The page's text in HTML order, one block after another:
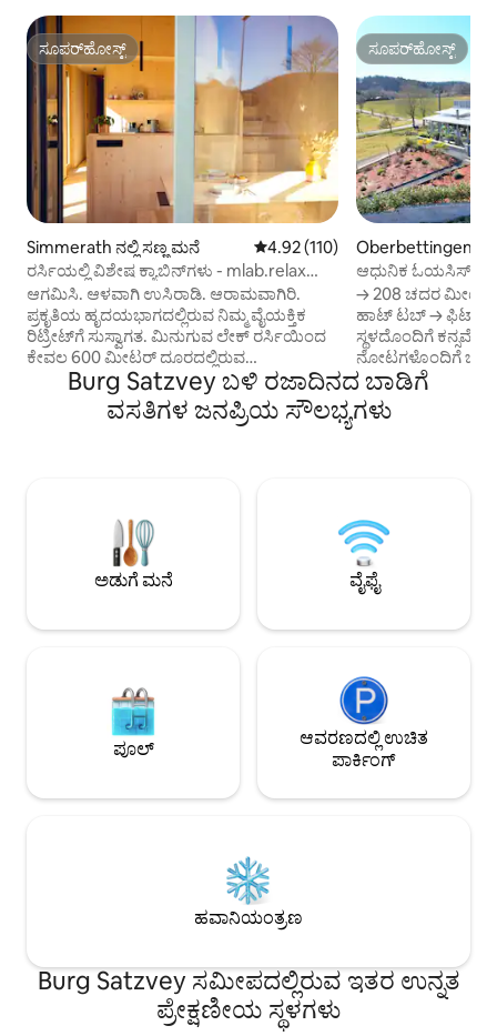
ಸೂಪರ್‌ಹೋಸ್ಟ್
ಸೂಪರ್‌ಹೋಸ್ಟ್
Simmerath ನಲ್ಲಿ ಸಣ್ಣ ಮನೆ 5 ರಲ್ಲಿ 4.92 ಸರಾಸರಿ ರೇಟಿಂಗ್, 110
4.92 (110)
ರರ್ಸಿಯಲ್ಲಿ ವಿಶೇಷ ಕ್ಯಾಬಿನ್‌ಗಳು - mlab.relax
Eifel
ಆಗಮಿಸಿ. ಆಳವಾಗಿ ಉಸಿರಾಡಿ. ಆರಾಮವಾಗಿರಿ.
ಪ್ರಕೃತಿಯ ಹೃದಯಭಾಗದಲ್ಲಿರುವ ನಿಮ್ಮ ವೈಯಕ್ತಿಕ
ರಿಟ್ರೀಟ್‌ಗೆ ಸುಸ್ವಾಗತ. ಮಿನುಗುವ ಲೇಕ್ ರರ್ಸಿಯಿಂದ
ಕೇವಲ 600 ಮೀಟರ್ ದೂರದಲ್ಲಿರುವ
ಬೆರಗುಗೊಳಿಸುವ ಐಫೆಲ್ ನ್ಯಾಷನಲ್ ಪಾರ್ಕ್‌ನಲ್ಲಿ
ನೆಲೆಗೊಂಡಿರುವ ನಮ್ಮ ವಿಶೇಷ ಕ್ಯಾಬಿನ್‌ಗಳು
ನಿಧಾನಗೊಳಿಸಲು ಮತ್ತು ನಿಜವಾಗಿಯೂ
ಉಸಿರಾಡಲು, ಕನಸು ಕಾಣಲು ಮತ್ತು ಸರಳವಾಗಿರಲು
ಸ್ಥಳವನ್ನು ನೀಡುತ್ತದೆ – ಅಮೂಲ್ಯವಾದ ಸಮಯ,
ಪ್ರಣಯ ವಿಹಾರಗಳು ಅಥವಾ ಕುಟುಂಬ ಮತ್ತು
ಸ್ನೇಹಿತರೊಂದಿಗೆ ಹಂಚಿಕೊಂಡ ಕ್ಷಣಗಳಿಗೆ ಪರಿಪೂರ್ಣ
ಸೂಪರ್‌ಹೋಸ್ಟ್
ಸೂಪರ್‌ಹೋಸ್ಟ್
Oberbettingen ನಲ್ಲಿ
ಆಧುನಿಕ ಓಯಸಿಸ್
ಜಿಮ್, ನರ್ಬರ್‌ಗ್ರಿಂಗ್
→ 208 ಚದರ ಮೀಟರ್
ಹಾಟ್ ಟಬ್ → ಫಿಟ್‌ನೆಸ್ ಮತ್ತು ಯೋಗ → ಬೆಂಕಿ
ಸ್ಥಳದೊಂದಿಗೆ ಕನ್ಸರ್ವೇಟರಿ →
ನೋಟಗಳೊಂದಿಗೆ
ತೊಟ್ಟಿಲು ಮತ್ತು
ಓದುವ ಕೋಣೆ → ಕ್ಲಾಫೂಟ್ ಟಬ್ → ಮಳೆಕಾಡು
ಶವರ್ ಮರದ → ಇದ್ದಿಲು ಗ್ರಿಲ್ ಪ್ಯಾಟಿಯೋ
ವಾಲ್‌ಬಾಕ್ಸ್ → ಡಿಜಿಟಲ್
ಸ್ಮಾರ್ಟ್ ಟಿವಿ → ಕಿಕ್ಕರ್ ಹಳ್ಳಿಯಲ್ಲಿರುವ → ರೈಲು
ನಿಲ್ದಾಣ, ಐಫೆಲ್
Burg Satzvey ಬಳಿ ರಜಾದಿನದ ಬಾಡಿಗೆ
ವಸತಿಗಳ ಜನಪ್ರಿಯ ಸೌಲಭ್ಯಗಳು
ಅಡುಗೆ ಮನೆ ವೈಫೈ
ಪೂಲ್
ಆವರಣದಲ್ಲಿ ಉಚಿತ
ಪಾರ್ಕಿಂಗ್
ಹವಾನಿಯಂತ್ರಣ
Burg Satzvey ಸಮೀಪದಲ್ಲಿರುವ ಇತರ ಉನ್ನತ
ಪ್ರೇಕ್ಷಣೀಯ ಸ್ಥಳಗಳು